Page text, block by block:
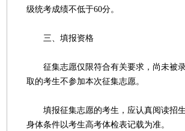
级统考成绩不低于60分。
三、填报资格
征集志愿仅限符合有关要求，尚未被录
取的考生不参加本次征集志愿。
填报征集志愿的考生，应认真阅读招生
身体条件以考生高考体检表记载为准。